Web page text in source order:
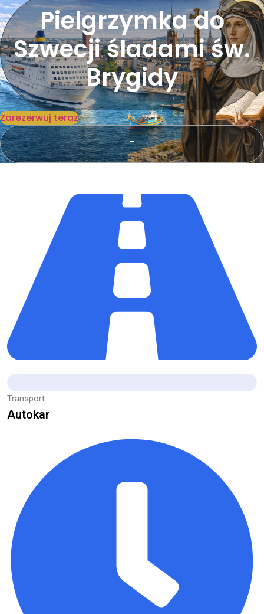
Pielgrzymka do
Szwecji śladami św.
Brygidy
Zarezerwuj teraz
-
Transport
Autokar